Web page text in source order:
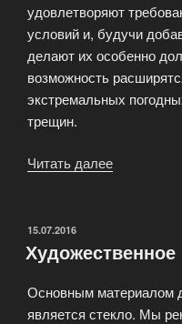
удовлетворяют
условий и, будучи
делают их особенно
возможность
экстремальных
трещин.
Читать далее
ОПУБЛИКОВАНО
15.07.2016
Основным материалом
является стекло. Мы